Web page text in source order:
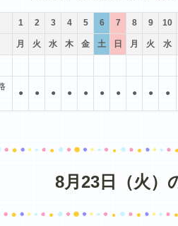
1 2 3 4 5 6 7 8 9 10
月 火 水 木 金 土 日 月 火 水
● ● ● ● ● ● ● ● ● ●
8月23日（火）